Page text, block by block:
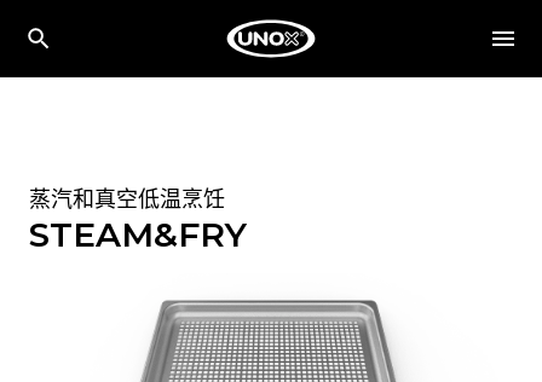
蒸汽和真空低温烹饪
STEAM&FRY